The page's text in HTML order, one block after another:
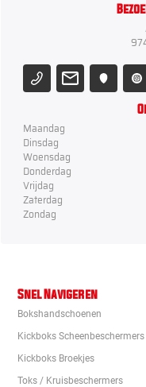
Maandag
Dinsdag
Woensdag
Donderdag
Vrijdag
Zaterdag
Zondag
Snel Navigeren
Bokshandschoenen
Kickboks Scheenbeschermers
Kickboks Broekjes
Toks / Kruisbeschermers